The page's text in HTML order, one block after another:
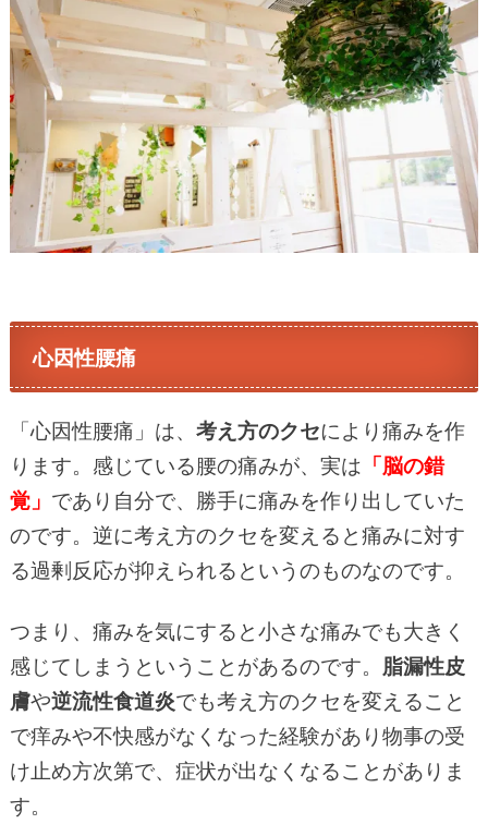
心因性腰痛
「心因性腰痛」は、 考え方のクセにより痛みを作
ります。感じている腰の痛みが、実は 「脳の錯
覚」 であり自分で、勝手に痛みを作り出していた
のです。逆に考え方のクセを変えると痛みに対す
る過剰反応が抑えられるというのものなのです。
つまり、痛みを気にすると小さな痛みでも大きく
感じてしまうということがあるのです。 脂漏性皮
膚や逆流性食道炎でも考え方のクセを変えること
で痒みや不快感がなくなった経験があり物事の受
け止め方次第で、症状が出なくなることがありま
す。